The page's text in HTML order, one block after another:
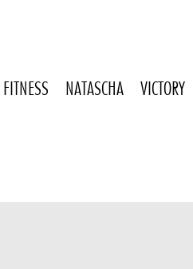
FITNESS NATASCHA VICTORY